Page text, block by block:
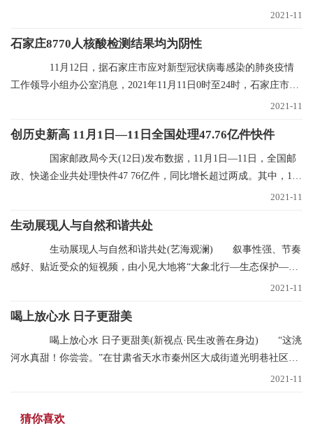
2021-11
石家庄8770人核酸检测结果均为阴性
11月12日，据石家庄市应对新型冠状病毒感染的肺炎疫情
工作领导小组办公室消息，2021年11月11日0时至24时，石家庄市对
2021-11
创历史新高 11月1日—11日全国处理47.76亿件快件
国家邮政局今天(12日)发布数据，11月1日—11日，全国邮
政、快递企业共处理快件47 76亿件，同比增长超过两成。其中，11
2021-11
生动展现人与自然和谐共处
生动展现人与自然和谐共处(艺海观澜) 叙事性强、节奏
感好、贴近受众的短视频，由小见大地将“大象北行—生态保护—文
2021-11
喝上放心水 日子更甜美
喝上放心水 日子更甜美(新视点·民生改善在身边) “这洮
河水真甜！你尝尝。”在甘肃省天水市秦州区大成街道光明巷社区，
2021-11
猜你喜欢